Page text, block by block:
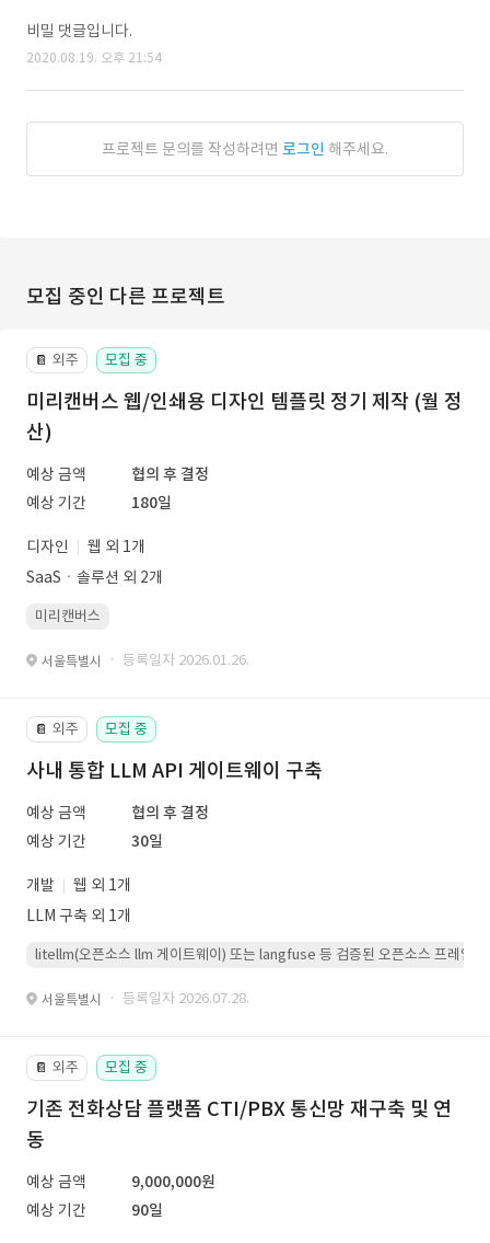
비밀 댓글입니다.
2020.08.19. 오후 21:54
프로젝트 문의를 작성하려면 로그인 해주세요.
모집 중인 다른 프로젝트
📔 외주 모집 중
미리캔버스 웹/인쇄용 디자인 템플릿 정기 제작 (월 정
산)
예상 금액
협의 후 결정
예상 기간
180일
디자인
웹 외 1개
SaaSㆍ솔루션 외 2개
미리캔버스
서울특별시 · 등록일자 2026.01.26.
📔 외주 모집 중
사내 통합 LLM API 게이트웨이 구축
예상 금액
협의 후 결정
예상 기간
30일
개발
웹 외 1개
LLM 구축 외 1개
litellm(오픈소스 llm 게이트웨이) 또는 langfuse 등 검증된 오픈소스 프레임워
서울특별시 · 등록일자 2026.07.28.
📔 외주 모집 중
기존 전화상담 플랫폼 CTI/PBX 통신망 재구축 및 연
동
예상 금액
9,000,000원
예상 기간
90일